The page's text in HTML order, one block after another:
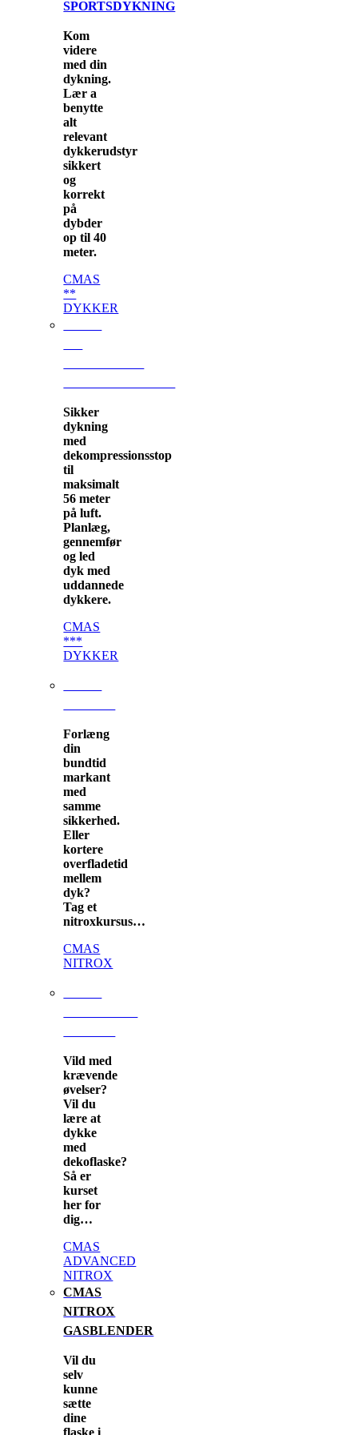
SPORTSDYKNING
Kom
videre
med din
dykning.
Lær a
benytte
alt
relevant
dykkerudstyr
sikkert
og
korrekt
på
dybder
op til 40
meter.
CMAS
**
DYKKER
Sikker
dykning
med
dekompressionsstop
til
maksimalt
56 meter
på luft.
Planlæg,
gennemfør
og led
dyk med
uddannede
dykkere.
CMAS
***
DYKKER
Forlæng
din
bundtid
markant
med
samme
sikkerhed.
Eller
kortere
overfladetid
mellem
dyk?
Tag et
nitroxkursus…
CMAS
NITROX
Vild med
krævende
øvelser?
Vil du
lære at
dykke
med
dekoflaske?
Så er
kurset
her for
dig…
CMAS
ADVANCED
NITROX
CMAS
NITROX
GASBLENDER
Vil du
selv
kunne
sætte
dine
flaske i